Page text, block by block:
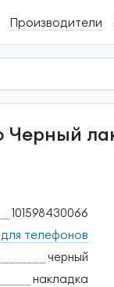
Производители
101598430066
телефонов
черный
накладка